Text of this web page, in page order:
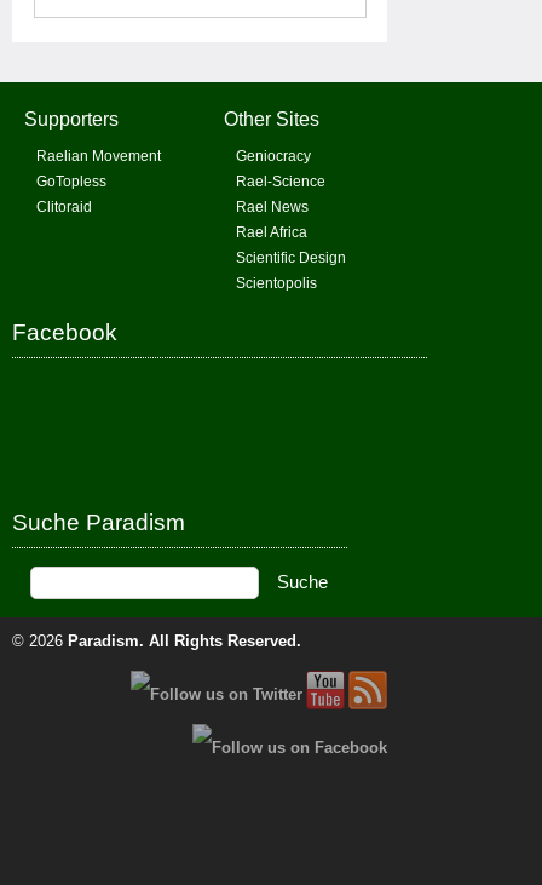
Supporters
Raelian Movement
GoTopless
Clitoraid
Other Sites
Geniocracy
Rael-Science
Rael News
Rael Africa
Scientific Design
Scientopolis
Facebook
Suche Paradism
© 2026 Paradism. All Rights Reserved.